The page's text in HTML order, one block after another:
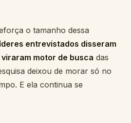
o tamanho dessa
entrevistados disseram
motor de busca das
deixou de morar só no
E ela continua se